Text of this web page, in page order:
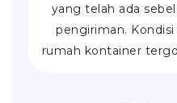
yang telah ada
pengiriman.
rumah kontainer